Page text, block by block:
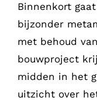
Binnenkort
bijzonder
met behoud
bouwproject
midden in het
uitzicht over